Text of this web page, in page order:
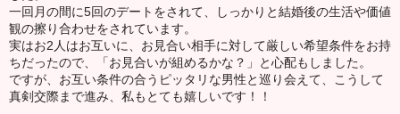
一回月の間に5回のデートをされて、しっかりと結婚後の生活や価値
観の擦り合わせをされています。
実はお2人はお互いに、お見合い相手に対して厳しい希望条件をお持
ちだったので、「お見合いが組めるかな？」と心配もしました。
ですが、お互い条件の合うピッタリな男性と巡り会えて、こうして
真剣交際まで進み、私もとても嬉しいです！！